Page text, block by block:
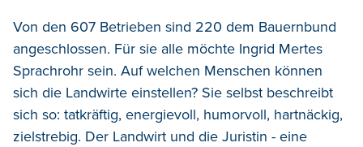
Von den 607 Betrieben sind 220 dem Bauernbund
angeschlossen. Für sie alle möchte Ingrid Mertes
Sprachrohr sein. Auf welchen Menschen können
sich die Landwirte einstellen? Sie selbst beschreibt
sich so: tatkräftig, energievoll, humorvoll, hartnäckig,
zielstrebig. Der Landwirt und die Juristin - eine